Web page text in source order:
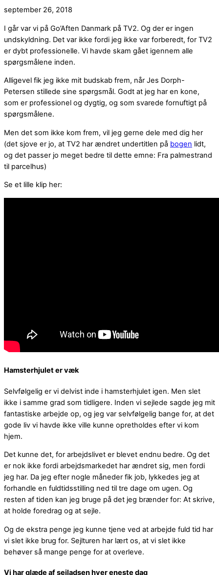
september 26, 2018
I går var vi på Go’Aften Danmark på TV2. Og der er ingen
undskyldning. Det var ikke fordi jeg ikke var forberedt, for TV2
er dybt professionelle. Vi havde skam gået igennem alle
spørgsmålene inden.
Alligevel fik jeg ikke mit budskab frem, når Jes Dorph-
Petersen stillede sine spørgsmål. Godt at jeg har en kone,
som er professionel og dygtig, og som svarede fornuftigt på
spørgsmålene.
Men det som ikke kom frem, vil jeg gerne dele med dig her
(det sjove er jo, at TV2 har ændret undertitlen på bogen lidt,
og det passer jo meget bedre til dette emne: Fra palmestrand
til parcelhus)
Se et lille klip her:
Hamsterhjulet er væk
Selvfølgelig er vi delvist inde i hamsterhjulet igen. Men slet
ikke i samme grad som tidligere. Inden vi sejlede sagde jeg mit
fantastiske arbejde op, og jeg var selvfølgelig bange for, at det
gode liv vi havde ikke ville kunne opretholdes efter vi kom
hjem.
Det kunne det, for arbejdslivet er blevet endnu bedre. Og det
er nok ikke fordi arbejdsmarkedet har ændret sig, men fordi
jeg har. Da jeg efter nogle måneder fik job, lykkedes jeg at
forhandle en fuldtidsstilling ned til tre dage om ugen. Og
resten af tiden kan jeg bruge på det jeg brænder for: At skrive,
at holde foredrag og at sejle.
Og de ekstra penge jeg kunne tjene ved at arbejde fuld tid har
vi slet ikke brug for. Sejlturen har lært os, at vi slet ikke
behøver så mange penge for at overleve.
Vi har glæde af sejladsen hver eneste dag